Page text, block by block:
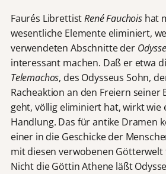
Faurés LibrettistRené Fauchoishat
wesentliche Elemente eliminiert,
verwendeten Abschnitte der
interessant machen. Daß er etwa
Telemachos, des Odysseus Sohn,
Racheaktion an den Freiern seiner
geht, völlig eliminiert hat, wirkt
Handlung. Das für antike Dramen
einer in die Geschicke der
mit diesen verwobenen Götterwelt
Nicht die Göttin Athene läßt